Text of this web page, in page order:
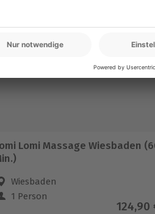
Lomi Massage Wiesbaden
Wiesbaden
1 Person
124,90